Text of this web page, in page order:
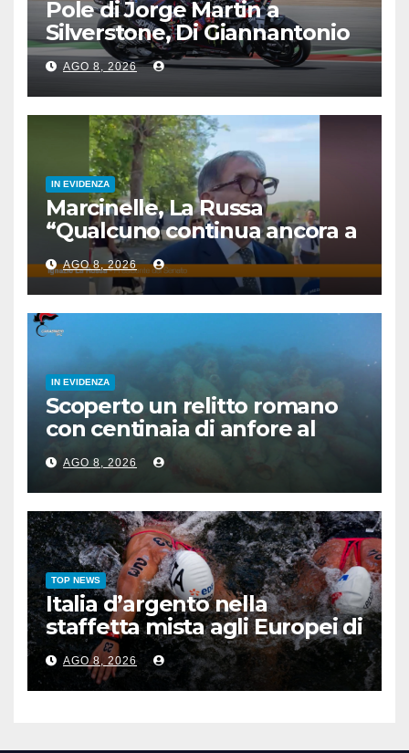
Pole di Jorge Martin a
Silverstone, Di Giannantonio
4°, Bezzecchi 5°
AGO 8, 2026
IN EVIDENZA
Marcinelle, La Russa
“Qualcuno continua ancora a
voltare le spalle”
AGO 8, 2026
IN EVIDENZA
Scoperto un relitto romano
con centinaia di anfore al
largo di Mazara del Vallo
AGO 8, 2026
TOP NEWS
Italia d’argento nella
staffetta mista agli Europei di
nuoto di fondo
AGO 8, 2026